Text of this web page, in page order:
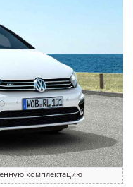
комплектацию